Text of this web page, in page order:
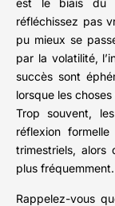
réfléchissez pas
pu mieux se
par la volatilité,
succès sont
lorsque les
Trop souvent,
réflexion
trimestriels, alors
plus fréquemment.
Rappelez-vous